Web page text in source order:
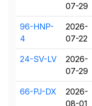
07-29
96-HNP-
4
2026-
07-22
24-SV-LV
2026-
07-29
66-PJ-DX
2026-
08-01